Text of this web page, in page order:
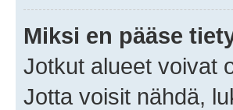
Miksi en pääse
Jotkut alueet voivat
Jotta voisit nähdä,